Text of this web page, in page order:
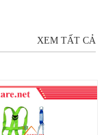
XEM TẤT CẢ